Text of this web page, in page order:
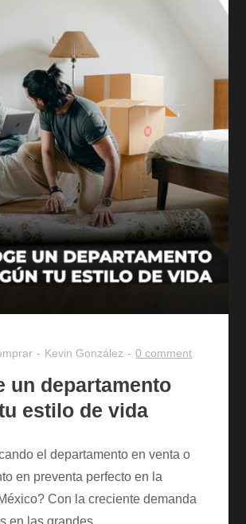
Kevin González 0 comment
un departamento
estilo de vida
el departamento en venta o
en preventa perfecto en la
Con la creciente demanda
en las grandes…